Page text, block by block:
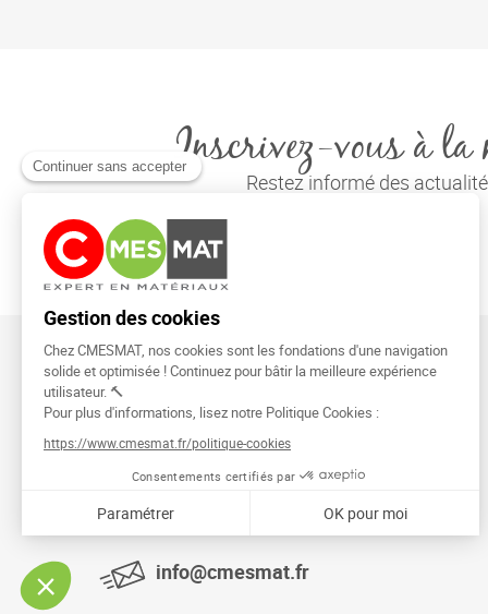
Inscrivez-vous à la
Restez informé des
CMESMAT
91026 EVRY COURCOURONNES
info@cmesmat.fr